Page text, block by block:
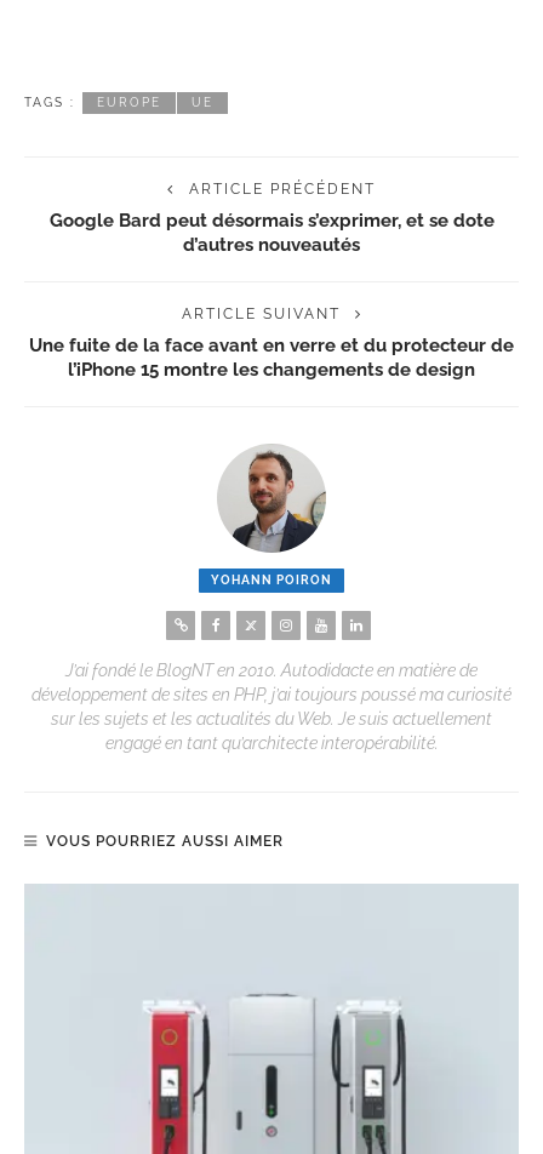
TAGS : EUROPE UE
ARTICLE PRÉCÉDENT
Google Bard peut désormais s’exprimer, et se dote
d’autres nouveautés
ARTICLE SUIVANT
Une fuite de la face avant en verre et du protecteur de
l’iPhone 15 montre les changements de design
YOHANN POIRON
J’ai fondé le BlogNT en 2010. Autodidacte en matière de
développement de sites en PHP, j’ai toujours poussé ma curiosité
sur les sujets et les actualités du Web. Je suis actuellement
engagé en tant qu’architecte interopérabilité.
VOUS POURRIEZ AUSSI AIMER